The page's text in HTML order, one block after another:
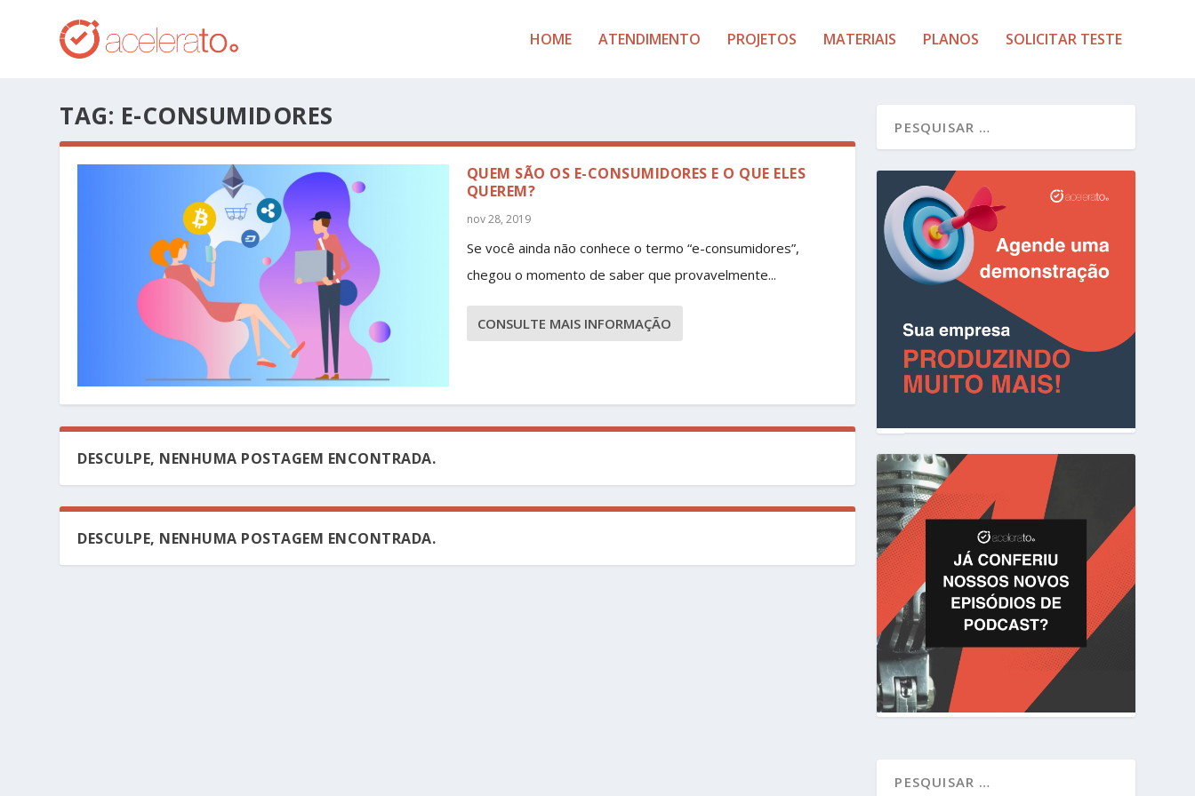
HOME ATENDIMENTO PROJETOS MATERIAIS PLANOS SOLICITAR TESTE
TAG: E-CONSUMIDORES
QUEM SÃO OS E-CONSUMIDORES E O QUE ELES
QUEREM?
nov 28, 2019
Se você ainda não conhece o termo “e-consumidores”,
chegou o momento de saber que provavelmente...
CONSULTE MAIS INFORMAÇÃO
DESCULPE, NENHUMA POSTAGEM ENCONTRADA.
DESCULPE, NENHUMA POSTAGEM ENCONTRADA.